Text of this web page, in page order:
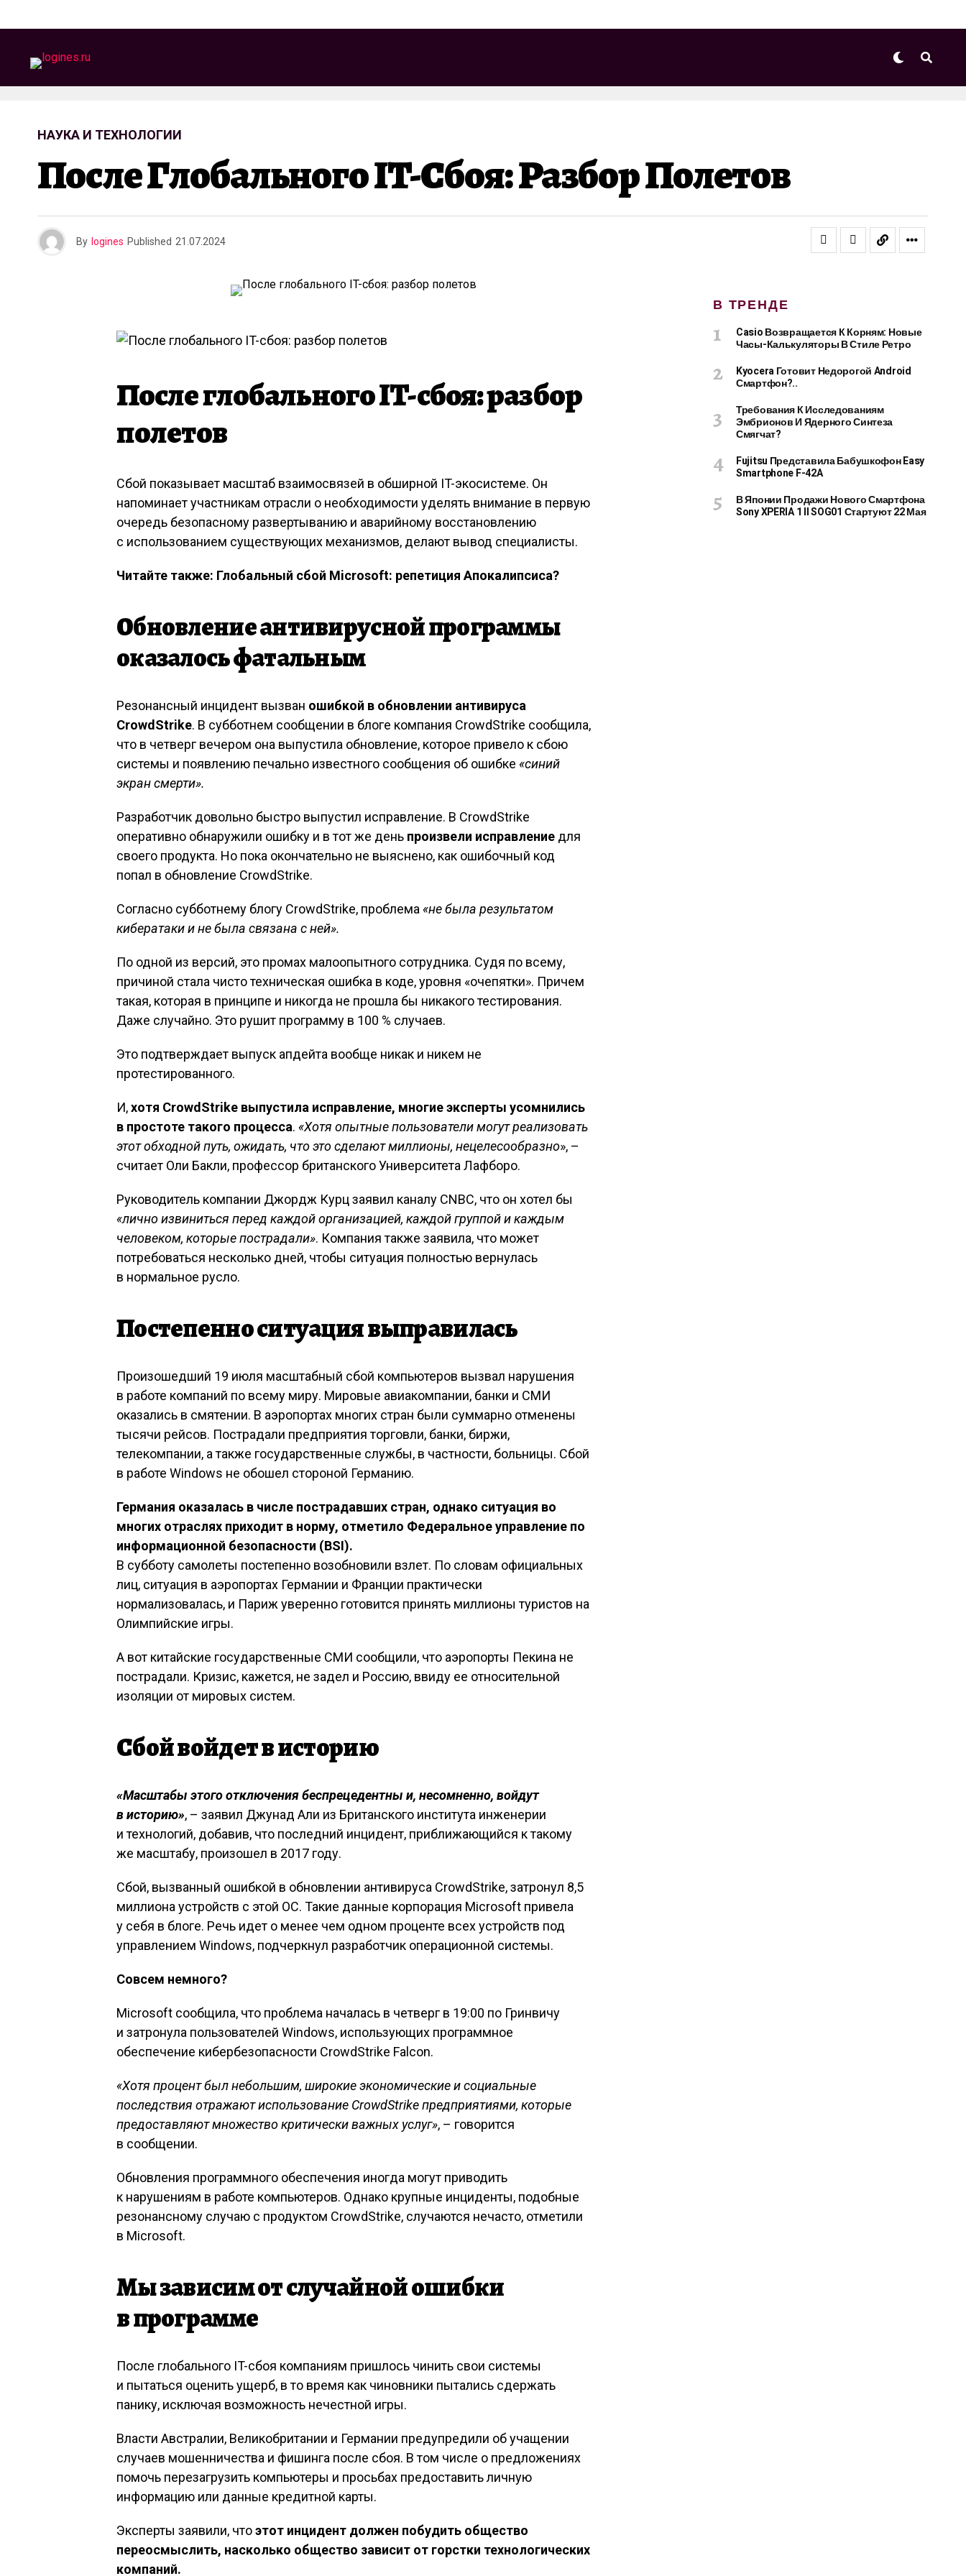
НАУКА И ТЕХНОЛОГИИ
После Глобального IT-Сбоя: Разбор Полетов
By logines Published 21.07.2024
После глобального IT-сбоя: разбор
полетов
Сбой показывает масштаб взаимосвязей в обширной IT-экосистеме. Он
напоминает участникам отрасли о необходимости уделять внимание в первую
очередь безопасному развертыванию и аварийному восстановлению
с использованием существующих механизмов, делают вывод специалисты.
Читайте также: Глобальный сбой Microsoft: репетиция Апокалипсиса?
Обновление антивирусной программы
оказалось фатальным
Резонансный инцидент вызван ошибкой в обновлении антивируса
CrowdStrike. В субботнем сообщении в блоге компания CrowdStrike сообщила,
что в четверг вечером она выпустила обновление, которое привело к сбою
системы и появлению печально известного сообщения об ошибке «синий
экран смерти».
Разработчик довольно быстро выпустил исправление. В CrowdStrike
оперативно обнаружили ошибку и в тот же день произвели исправление для
своего продукта. Но пока окончательно не выяснено, как ошибочный код
попал в обновление CrowdStrike.
Согласно субботнему блогу CrowdStrike, проблема «не была результатом
кибератаки и не была связана с ней».
По одной из версий, это промах малоопытного сотрудника. Судя по всему,
причиной стала чисто техническая ошибка в коде, уровня «очепятки». Причем
такая, которая в принципе и никогда не прошла бы никакого тестирования.
Даже случайно. Это рушит программу в 100 % случаев.
Это подтверждает выпуск апдейта вообще никак и никем не
протестированного.
И,хотя CrowdStrike выпустила исправление, многие эксперты усомнились
в простоте такого процесса. «Хотя опытные пользователи могут реализовать
этот обходной путь, ожидать, что это сделают миллионы, нецелесообразно», –
считает Оли Бакли, профессор британского Университета Лафборо.
Руководитель компании Джордж Курц заявил каналу CNBC, что он хотел бы
«лично извиниться перед каждой организацией, каждой группой и каждым
человеком, которые пострадали». Компания также заявила, что может
потребоваться несколько дней, чтобы ситуация полностью вернулась
в нормальное русло.
Постепенно ситуация выправилась
Произошедший 19 июля масштабный сбой компьютеров вызвал нарушения
в работе компаний по всему миру. Мировые авиакомпании, банки и СМИ
оказались в смятении. В аэропортах многих стран были суммарно отменены
тысячи рейсов. Пострадали предприятия торговли, банки, биржи,
телекомпании, а также государственные службы, в частности, больницы. Сбой
в работе Windows не обошел стороной Германию.
Германия оказалась в числе пострадавших стран, однако ситуация во
многих отраслях приходит в норму, отметило Федеральное управление по
информационной безопасности (BSI).
В субботу самолеты постепенно возобновили взлет. По словам официальных
лиц, ситуация в аэропортах Германии и Франции практически
нормализовалась, и Париж уверенно готовится принять миллионы туристов на
Олимпийские игры.
А вот китайские государственные СМИ сообщили, что аэропорты Пекина не
пострадали. Кризис, кажется, не задел и Россию, ввиду ее относительной
изоляции от мировых систем.
Сбой войдет в историю
«Масштабы этого отключения беспрецедентны и, несомненно, войдут
в историю», – заявил Джунад Али из Британского института инженерии
и технологий, добавив, что последний инцидент, приближающийся к такому
же масштабу, произошел в 2017 году.
Сбой, вызванный ошибкой в обновлении антивируса CrowdStrike, затронул 8,5
миллиона устройств с этой ОС. Такие данные корпорация Microsoft привела
у себя в блоге. Речь идет о менее чем одном проценте всех устройств под
управлением Windows, подчеркнул разработчик операционной системы.
Совсем немного?
Microsoft сообщила, что проблема началась в четверг в 19:00 по Гринвичу
и затронула пользователей Windows, использующих программное
обеспечение кибербезопасности CrowdStrike Falcon.
«Хотя процент был небольшим, широкие экономические и социальные
последствия отражают использование CrowdStrike предприятиями, которые
предоставляют множество критически важных услуг», – говорится
в сообщении.
Обновления программного обеспечения иногда могут приводить
к нарушениям в работе компьютеров. Однако крупные инциденты, подобные
резонансному случаю с продуктом CrowdStrike, случаются нечасто, отметили
в Microsoft.
Мы зависим от случайной ошибки
в программе
После глобального IT-сбоя компаниям пришлось чинить свои системы
и пытаться оценить ущерб, в то время как чиновники пытались сдержать
панику, исключая возможность нечестной игры.
Власти Австралии, Великобритании и Германии предупредили об учащении
случаев мошенничества и фишинга после сбоя. В том числе о предложениях
помочь перезагрузить компьютеры и просьбах предоставить личную
информацию или данные кредитной карты.
Эксперты заявили, чтоэтот инцидент должен побудить общество
переосмыслить, насколько общество зависит от горстки технологических
компаний.
В ТРЕНДЕ
Casio Возвращается К Корням: Новые
Часы-Калькуляторы В Стиле Ретро
Kyocera Готовит Недорогой Android
Смартфон?..
Требования К Исследованиям
Эмбрионов И Ядерного Синтеза
Смягчат?
Fujitsu Представила Бабушкофон Easy
Smartphone F-42A
В Японии Продажи Нового Смартфона
Sony XPERIA 1 II SOG01 Стартуют 22 Мая